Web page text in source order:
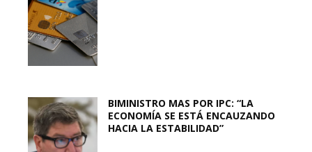
BIMINISTRO MAS POR IPC: “LA
ECONOMÍA SE ESTÁ ENCAUZANDO
HACIA LA ESTABILIDAD”